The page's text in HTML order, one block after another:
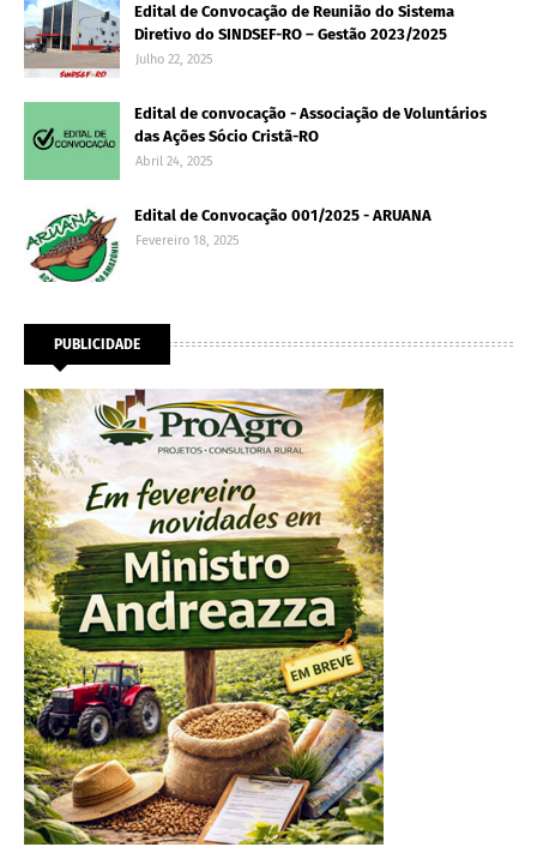
Edital de Convocação de Reunião do Sistema
Diretivo do SINDSEF-RO – Gestão 2023/2025
Julho 22, 2025
Edital de convocação - Associação de Voluntários
das Ações Sócio Cristã-RO
Abril 24, 2025
Edital de Convocação 001/2025 - ARUANA
Fevereiro 18, 2025
PUBLICIDADE